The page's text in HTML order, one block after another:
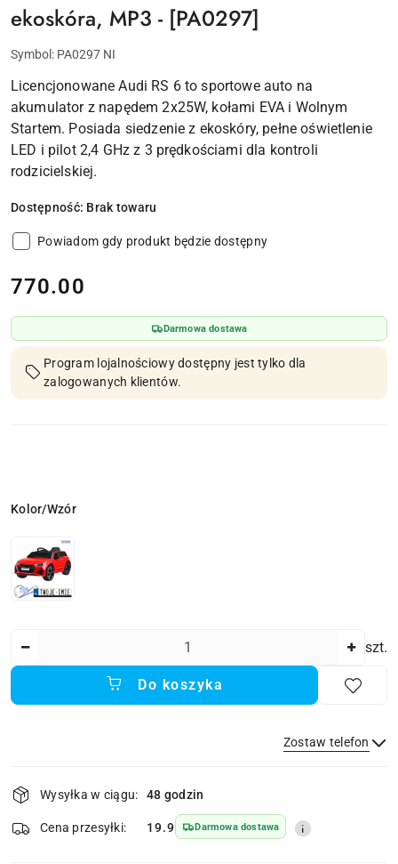
ekoskóra, MP3 - [PA0297]
Symbol: PA0297 NI
Licencjonowane Audi RS 6 to sportowe auto na
akumulator z napędem 2x25W, kołami EVA i Wolnym
Startem. Posiada siedzenie z ekoskóry, pełne oświetlenie
LED i pilot 2,4 GHz z 3 prędkościami dla kontroli
rodzicielskiej.
Dostępność: Brak towaru
Powiadom gdy produkt będzie dostępny
cena:
770.00
Darmowa dostawa
Program lojalnościowy dostępny jest tylko dla
zalogowanych klientów.
Wariant
Kolor/Wzór
szt.
Do koszyka
Zostaw telefon
Wyślij
Dostępność
i
dostawa
Wysyłka w ciągu: 48 godzin
Cena przesyłki: 19.9 Darmowa dostawa